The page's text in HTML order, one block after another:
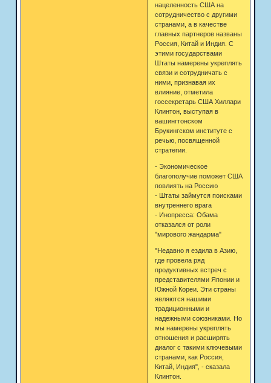
нацеленность США на
сотрудничество с другими
странами, а в качестве
главных партнеров названы
Россия, Китай и Индия. С
этими государствами
Штаты намерены укреплять
связи и сотрудничать с
ними, признавая их
влияние, отметила
госсекретарь США Хиллари
Клинтон, выступая в
вашингтонском
Брукингском институте с
речью, посвященной
стратегии.
- Экономическое
благополучие поможет США
повлиять на Россию
- Штаты займутся поисками
внутреннего врага
- Инопресса: Обама
отказался от роли
"мирового жандарма"
"Недавно я ездила в Азию,
где провела ряд
продуктивных встреч с
представителями Японии и
Южной Кореи. Эти страны
являются нашими
традиционными и
надежными союзниками. Но
мы намерены укреплять
отношения и расширять
диалог с такими ключевыми
странами, как Россия,
Китай, Индия", - сказала
Клинтон.